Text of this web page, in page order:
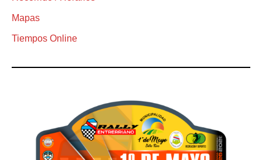
Mapas
Tiempos Online